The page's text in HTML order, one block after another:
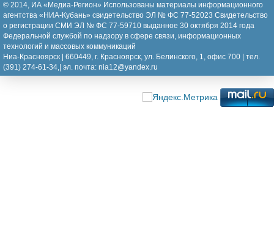
© 2014, ИА «Медиа-Регион» Использованы материалы информационного
агентства «НИА-Кубань» свидетельство ЭЛ № ФС 77-52023 Свидетельство
о регистрации СМИ ЭЛ № ФС 77-59710 выданное 30 октября 2014 года
Федеральной службой по надзору в сфере связи, информационных
технологий и массовых коммуникаций
Ниа-Красноярск | 660449, г. Красноярск, ул. Белинского, 1, офис 700 | тел.
(391) 274-61-34,| эл. почта: nia12@yandex.ru